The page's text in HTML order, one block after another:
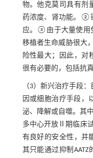
物。他克莫司具有剂
药浓度、肾功能。②
应。③由于大量使用
移植者生命威胁很大
险性最大；因此，对
很有必要的，包括抗
（3）新兴治疗手段
因或细胞治疗手段，
泌、降解或自噬。其
多中心开放Ⅱ期临床
有良好的安全性，并
其只能通过抑制